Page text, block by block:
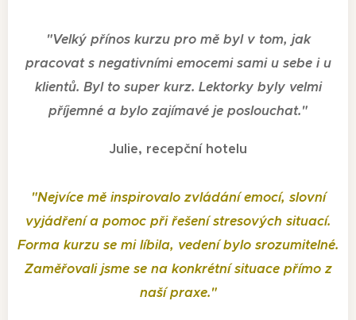
"Velký přínos kurzu pro mě byl v tom, jak
pracovat s negativními emocemi sami u sebe i u
klientů. Byl to super kurz. Lektorky byly velmi
příjemné a bylo zajímavé je poslouchat."
Julie, recepční hotelu
"Nejvíce mě inspirovalo zvládání emocí, slovní
vyjádření a pomoc při řešení stresových situací.
Forma kurzu se mi líbila, vedení bylo srozumitelné.
Zaměřovali jsme se na konkrétní situace přímo z
naší praxe."